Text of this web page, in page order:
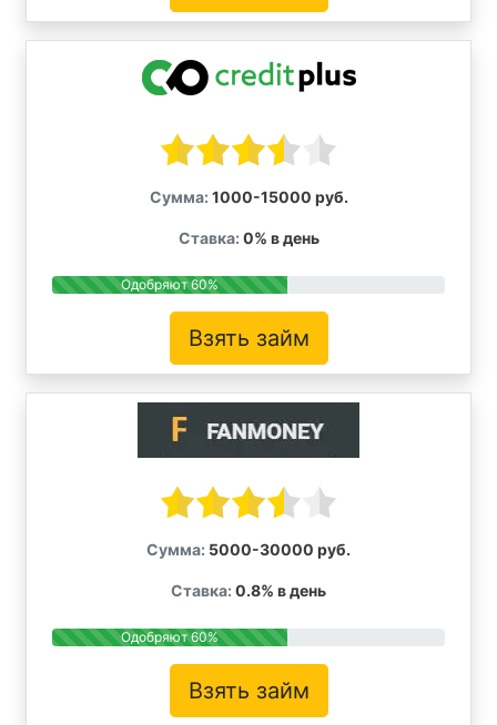
Сумма: 1000-15000 руб.
Ставка: 0% в день
Одобряют 60%
Взять займ
Сумма: 5000-30000 руб.
Ставка: 0.8% в день
Одобряют 60%
Взять займ